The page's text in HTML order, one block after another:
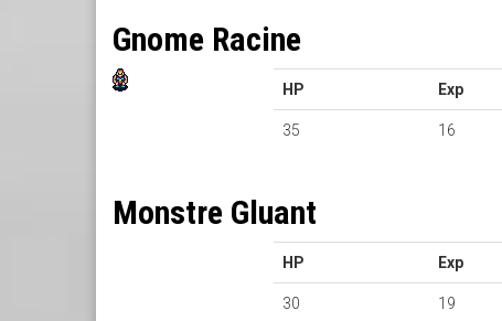
Gnome Racine
HP Exp
35 16
Monstre Gluant
HP Exp
30 19